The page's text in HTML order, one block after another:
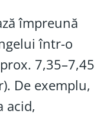
împreună
într-o
7,35–7,45
De exemplu,
acid,